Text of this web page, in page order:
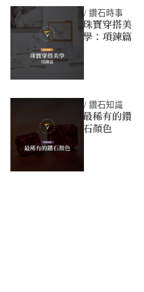
/ 鑽石時事
珠寶穿搭美
學：項鍊篇
/ 鑽石知識
最稀有的鑽
石顏色